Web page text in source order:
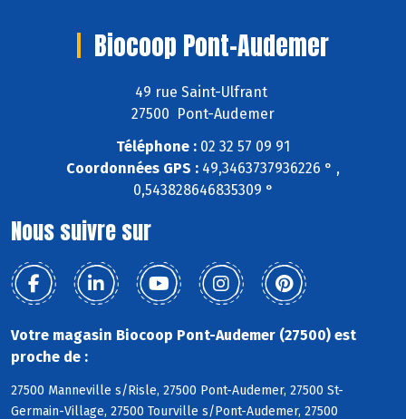
Biocoop Pont-Audemer
49 rue Saint-Ulfrant
27500 Pont-Audemer
Téléphone : 02 32 57 09 91
Coordonnées GPS : 49,3463737936226 ° ,
0,543828646835309 °
Nous suivre sur
Votre magasin Biocoop Pont-Audemer (27500) est
proche de :
27500 Manneville s/Risle, 27500 Pont-Audemer, 27500 St-
Germain-Village, 27500 Tourville s/Pont-Audemer, 27500